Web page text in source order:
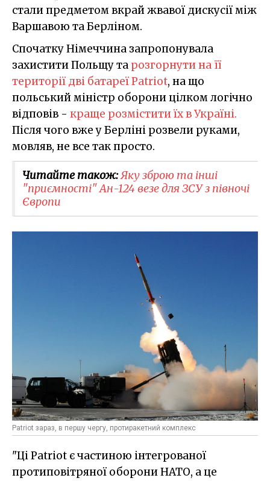
стали предметом вкрай жвавої дискусії між
Варшавою та Берліном.
Спочатку Німеччина запропонувала
захистити Польщу та розгорнути на її
території дві батареї Patriot, на що
польський міністр оборони цілком логічно
відповів - краще розмістити їх в Україні.
Після чого вже у Берліні розвели руками,
мовляв, не все так просто.
Читайте також:Яку зброю та інші
"приємності" Ан-124 везе для ЗСУ з півночі
Європи
Patriot зараз, в першу чергу, протиракетний комплекс
"Ці Patriot є частиною інтегрованої
протиповітряної оборони НАТО, а це